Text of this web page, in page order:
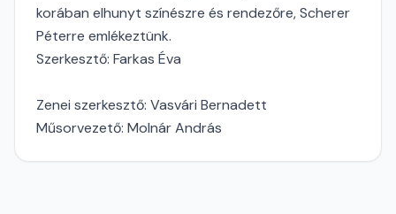
korában elhunyt színészre és rendezőre, Scherer
Péterre emlékeztünk.
Szerkesztő: Farkas Éva
Zenei szerkesztő: Vasvári Bernadett
Műsorvezető: Molnár András